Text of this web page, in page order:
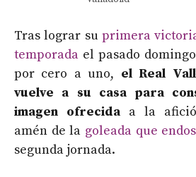
Tras lograr su primera
temporada el pasado
por cero a uno, el Real
vuelve a su casa para
imagen ofrecida a la
amén de la goleada que
segunda jornada.